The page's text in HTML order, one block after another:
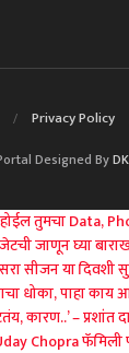
Privacy Policy
Designed By
तुमचा Data,
जाणून घ्या
सीजन या दिवशी
धोका, पाहा
कारण..’ – प्रशांत
Chopraफॅमिली